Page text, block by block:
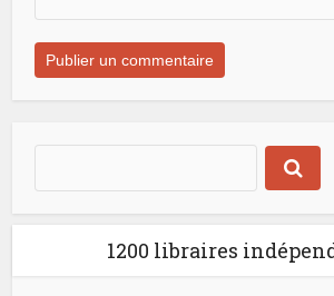
1200 libraires